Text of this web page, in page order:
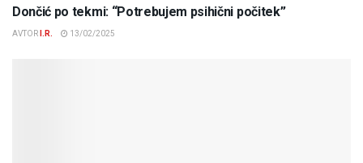
Dončić po tekmi: “Potrebujem psihični počitek”
AVTOR I.R. 13/02/2025